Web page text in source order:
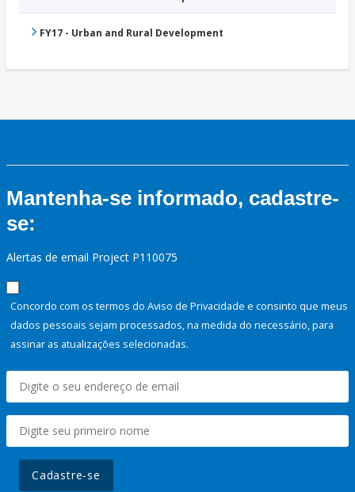
FY17 - Urban and Rural Development
Mantenha-se informado, cadastre-
se:
Alertas de email Project P110075
Concordo com os termos do Aviso de Privacidade e consinto que meus
dados pessoais sejam processados, na medida do necessário, para
assinar as atualizações selecionadas.
Cadastre-se